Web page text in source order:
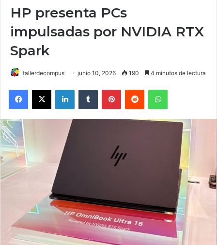
HP presenta PCs
impulsadas por NVIDIA RTX
Spark
tallerdecompus junio 10, 2026 190 4 minutos de lectura